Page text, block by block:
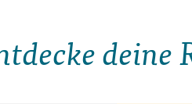
deine